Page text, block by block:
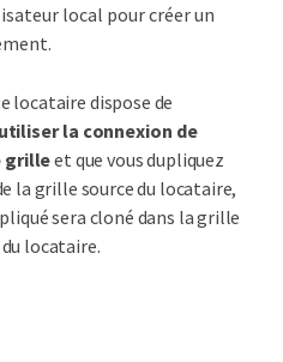
local pour créer un
locataire dispose de
utiliser la connexion de
grilleet que vous dupliquez
la grille source du locataire,
sera cloné dans la grille
locataire.